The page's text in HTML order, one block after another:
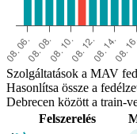
Szolgáltatások a MAV
Hasonlítsa össze a
Debrecen között a train-
Felszerelés